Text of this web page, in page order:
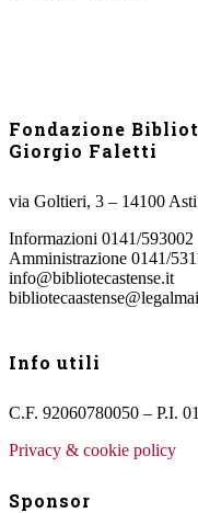
Fondazione
Giorgio Faletti
via Goltieri, 3 – 14100
Informazioni 0141/593002
Amministrazione 0141/
info@bibliotecastense.it
Info utili
C.F. 92060780050 – P.I.
Privacy & cookie policy
Sponsor